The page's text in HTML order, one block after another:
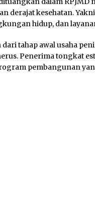
derajat kesehatan.
hidup, dan
tahap awal usaha
Penerima tongkat
pembangunan